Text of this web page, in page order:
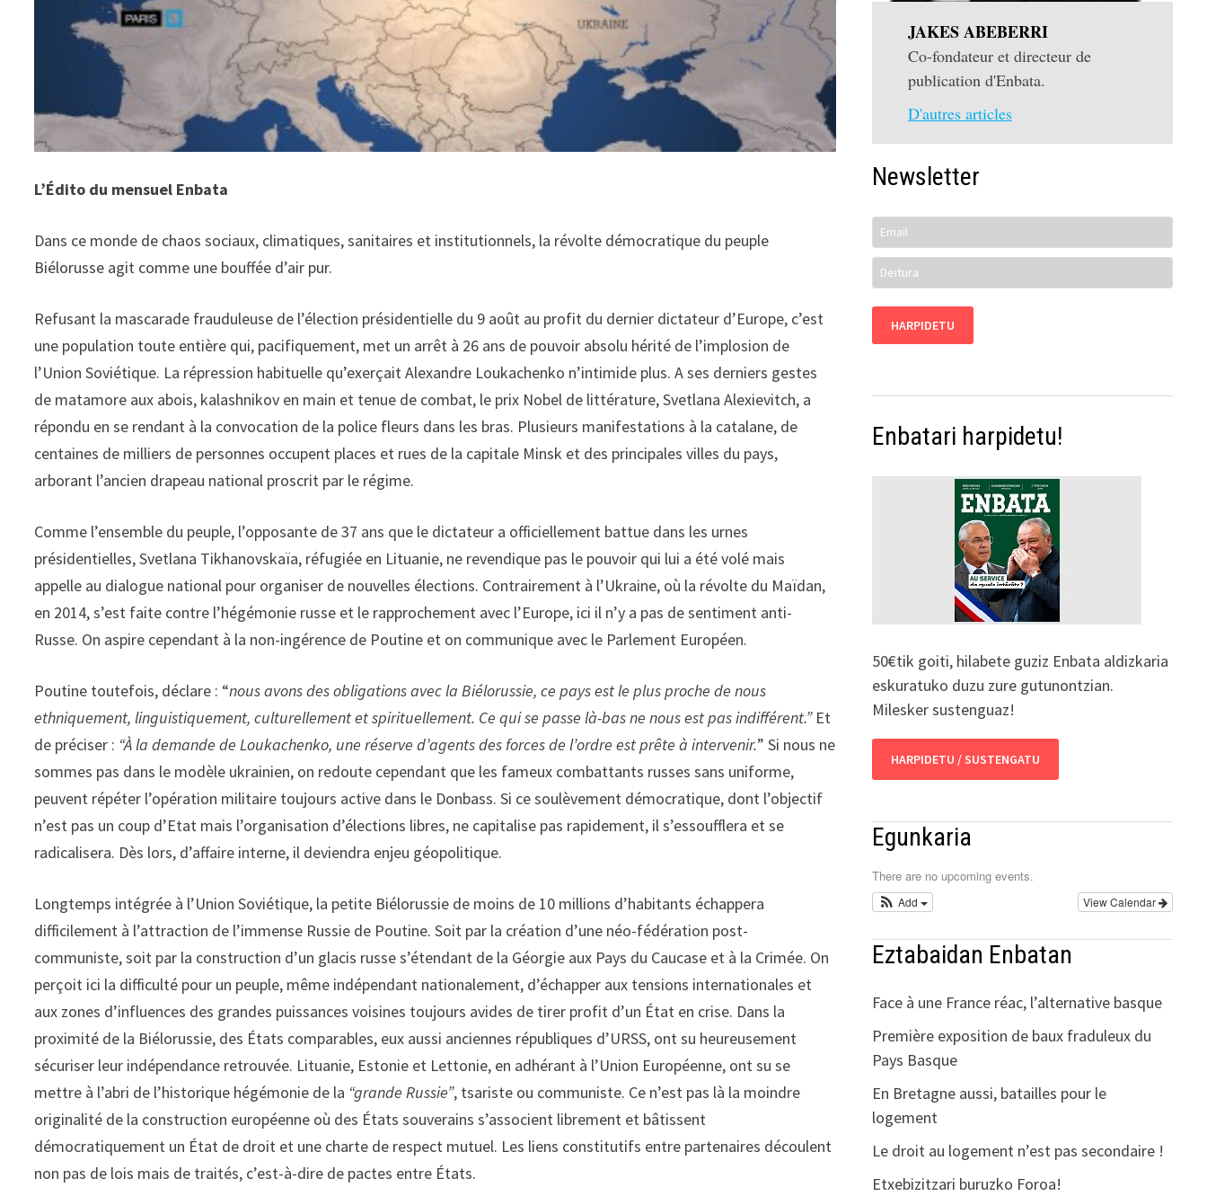
L’Édito du mensuel Enbata
Dans ce monde de chaos sociaux, climatiques, sanitaires et institutionnels, la révolte démocratique du peuple
Biélorusse agit comme une bouffée d’air pur.
Refusant la mascarade frauduleuse de l’élection présidentielle du 9 août au profit du dernier dictateur d’Europe, c’est
une population toute entière qui, pacifiquement, met un arrêt à 26 ans de pouvoir absolu hérité de l’implosion de
l’Union Soviétique. La répression habituelle qu’exerçait Alexandre Loukachenko n’intimide plus. A ses derniers gestes
de matamore aux abois, kalashnikov en main et tenue de combat, le prix Nobel de littérature, Svetlana Alexievitch, a
répondu en se rendant à la convocation de la police fleurs dans les bras. Plusieurs manifestations à la catalane, de
centaines de milliers de personnes occupent places et rues de la capitale Minsk et des principales villes du pays,
arborant l’ancien drapeau national proscrit par le régime.
Comme l’ensemble du peuple, l’opposante de 37 ans que le dictateur a officiellement battue dans les urnes
présidentielles, Svetlana Tikhanovskaïa, réfugiée en Lituanie, ne revendique pas le pouvoir qui lui a été volé mais
appelle au dialogue national pour organiser de nouvelles élections. Contrairement à l’Ukraine, où la révolte du Maïdan,
en 2014, s’est faite contre l’hégémonie russe et le rapprochement avec l’Europe, ici il n’y a pas de sentiment anti-
Russe. On aspire cependant à la non-ingérence de Poutine et on communique avec le Parlement Européen.
Poutine toutefois, déclare : “nous avons des obligations avec la Biélorussie, ce pays est le plus proche de nous
ethniquement, linguistiquement, culturellement et spirituellement. Ce qui se passe là-bas ne nous est pas indifférent.”Et
de préciser : “À la demande de Loukachenko, une réserve d’agents des forces de l’ordre est prête à intervenir.” Si nous ne
sommes pas dans le modèle ukrainien, on redoute cependant que les fameux combattants russes sans uniforme,
peuvent répéter l’opération militaire toujours active dans le Donbass. Si ce soulèvement démocratique, dont l’objectif
n’est pas un coup d’Etat mais l’organisation d’élections libres, ne capitalise pas rapidement, il s’essoufflera et se
radicalisera. Dès lors, d’affaire interne, il deviendra enjeu géopolitique.
Longtemps intégrée à l’Union Soviétique, la petite Biélorussie de moins de 10 millions d’habitants échappera
difficilement à l’attraction de l’immense Russie de Poutine. Soit par la création d’une néo-fédération post-
communiste, soit par la construction d’un glacis russe s’étendant de la Géorgie aux Pays du Caucase et à la Crimée. On
perçoit ici la difficulté pour un peuple, même indépendant nationalement, d’échapper aux tensions internationales et
aux zones d’influences des grandes puissances voisines toujours avides de tirer profit d’un État en crise. Dans la
proximité de la Biélorussie, des États comparables, eux aussi anciennes républiques d’URSS, ont su heureusement
sécuriser leur indépendance retrouvée. Lituanie, Estonie et Lettonie, en adhérant à l’Union Européenne, ont su se
mettre à l’abri de l’historique hégémonie de la “grande Russie”, tsariste ou communiste. Ce n’est pas là la moindre
originalité de la construction européenne où des États souverains s’associent librement et bâtissent
démocratiquement un État de droit et une charte de respect mutuel. Les liens constitutifs entre partenaires découlent
non pas de lois mais de traités, c’est-à-dire de pactes entre États.
JAKES ABEBERRI
Co-fondateur et directeur de
publication d'Enbata.
D'autres articles
Newsletter
Enbatari harpidetu!
50€tik goiti, hilabete guziz Enbata aldizkaria
eskuratuko duzu zure gutunontzian.
Milesker sustenguaz!
HARPIDETU / SUSTENGATU
Egunkaria
There are no upcoming events.
View Calendar
Add
Eztabaidan Enbatan
Face à une France réac, l’alternative basque
Première exposition de baux fraduleux du
Pays Basque
En Bretagne aussi, batailles pour le
logement
Le droit au logement n’est pas secondaire !
Etxebizitzari buruzko Foroa!